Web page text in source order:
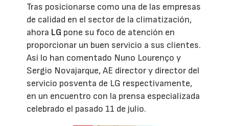
Tras posicionarse como una de las empresas
de calidad en el sector de la climatización,
ahora LG pone su foco de atención en
proporcionar un buen servicio a sus clientes.
Así lo han comentado Nuno Lourenço y
Sergio Novajarque, AE director y director del
servicio posventa de LG respectivamente,
en un encuentro con la prensa especializada
celebrado el pasado 11 de julio.